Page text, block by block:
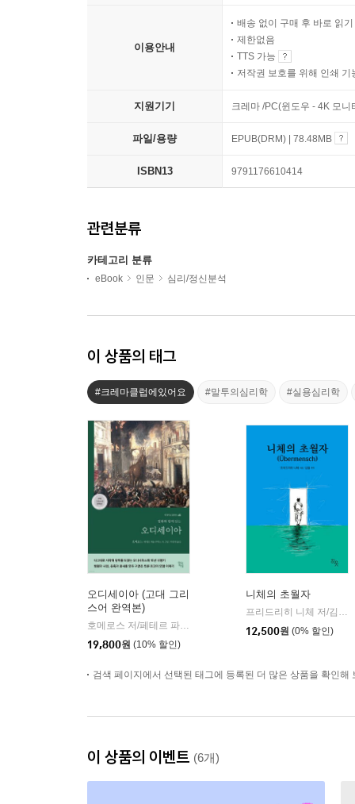
이용안내
배송 없이 구매 후 바로 읽기
제한없음
TTS 가능
저작권 보호를 위해 인쇄 기
지원기기 크레마 /PC(윈도우 - 4K 모
파일/용량 EPUB(DRM) | 78.48MB
ISBN13 9791176610414
관련분류
카테고리 분류
eBook 인문 심리/정신분석
이 상품의 태그
#크레마클럽에있어요 #말투의심리학 #실용심리학
오디세이아 (고대 그리
스어 완역본)
| 현대지성
19,800원 (10% 할인)
니체의 초월자
12,500원 (0% 할인)
검색 페이지에서 선택된 태그에 등록된 더 많은 상품을 확인해
이 상품의 이벤트 (6개)